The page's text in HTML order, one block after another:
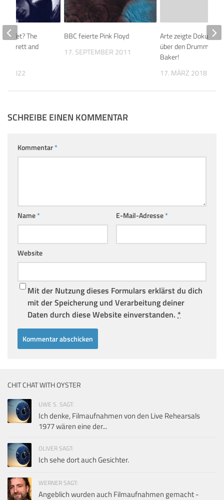
BBC feierte Pink Floyd
17. SEPTEMBER 2011
Arte zeigte
über den Drummer
Baker!
17. MÄRZ 2018
It Yet? The
Barrett and
2022
SCHREIBE EINEN KOMMENTAR
Kommentar*
Name* E-Mail-Adresse*
Website
Mit der Nutzung dieses Formulars erklärst du dich
mit der Speicherung und Verarbeitung deiner
Daten durch diese Website einverstanden. *
CHIT CHAT WITH OYSTER
UWE S. SAGT:
Ich denke, Filmaufnahmen von den Live Rehearsals
1977 wären eine der...
OLIVER SAGT:
Ich sehe dort auch Gesichter.
WERNER SAGT:
Angeblich wurden auch Filmaufnahmen gemacht -